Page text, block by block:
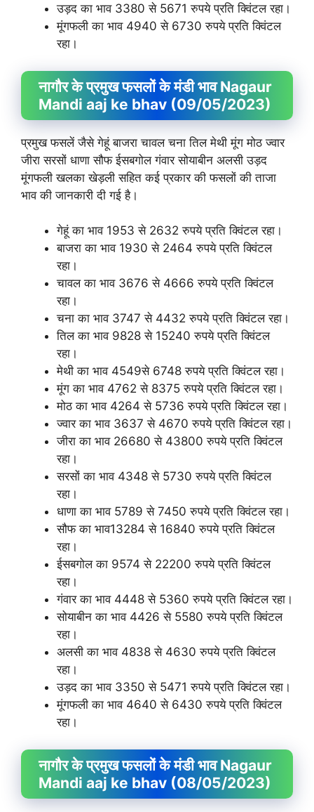
उड़द का भाव 3380 से 5671 रुपये प्रति क्विंटल रहा।
मूंगफली का भाव 4940 से 6730 रुपये प्रति क्विंटल
रहा।
नागौर के प्रमुख फसलों के मंडी भाव Nagaur
Mandi aaj ke bhav (09/05/2023)
प्रमुख फसलें जैसे गेहूं बाजरा चावल चना तिल मेथी मूंग मोठ ज्वार
जीरा सरसों धाणा सौफ ईसबगोल गंवार सोयाबीन अलसी उड़द
मूंगफली खलका खेड़ली सहित कई प्रकार की फसलों की ताजा
भाव की जानकारी दी गई है।
गेहूं का भाव 1953 से 2632 रुपये प्रति क्विंटल रहा।
बाजरा का भाव 1930 से 2464 रुपये प्रति क्विंटल
रहा।
चावल का भाव 3676 से 4666 रुपये प्रति क्विंटल
रहा।
चना का भाव 3747 से 4432 रुपये प्रति क्विंटल रहा।
तिल का भाव 9828 से 15240 रुपये प्रति क्विंटल
रहा।
मेथी का भाव 4549से 6748 रुपये प्रति क्विंटल रहा।
मूंग का भाव 4762 से 8375 रुपये प्रति क्विंटल रहा।
मोठ का भाव 4264 से 5736 रुपये प्रति क्विंटल रहा।
ज्वार का भाव 3637 से 4670 रुपये प्रति क्विंटल रहा।
जीरा का भाव 26680 से 43800 रुपये प्रति क्विंटल
रहा।
सरसों का भाव 4348 से 5730 रुपये प्रति क्विंटल
रहा।
धाणा का भाव 5789 से 7450 रुपये प्रति क्विंटल रहा।
सौफ का भाव13284 से 16840 रुपये प्रति क्विंटल
रहा।
ईसबगोल का 9574 से 22200 रुपये प्रति क्विंटल
रहा।
गंवार का भाव 4448 से 5360 रुपये प्रति क्विंटल रहा।
सोयाबीन का भाव 4426 से 5580 रुपये प्रति क्विंटल
रहा।
अलसी का भाव 4838 से 4630 रुपये प्रति क्विंटल
रहा।
उड़द का भाव 3350 से 5471 रुपये प्रति क्विंटल रहा।
मूंगफली का भाव 4640 से 6430 रुपये प्रति क्विंटल
रहा।
नागौर के प्रमुख फसलों के मंडी भाव Nagaur
Mandi aaj ke bhav (08/05/2023)